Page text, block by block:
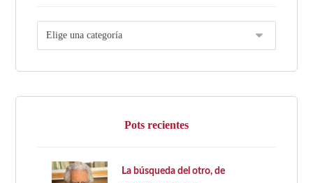
Pots recientes
La búsqueda del otro, de